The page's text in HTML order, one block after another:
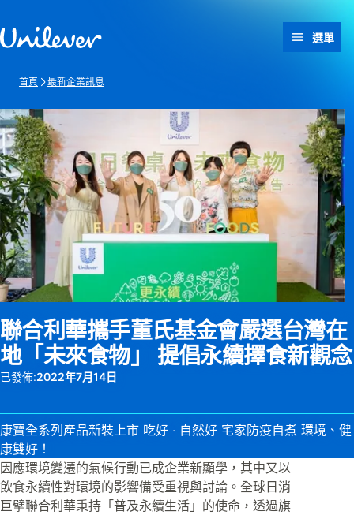
選單
首頁 最新企業訊息
聯合利華攜手董氏基金會嚴選台灣在
地「未來食物」 提倡永續擇食新觀念
已發佈:2022年7月14日
康寶全系列產品新裝上市 吃好 ‧ 自然好 宅家防疫自煮 環境、健
康雙好！
因應環境變遷的氣候行動已成企業新顯學，其中又以
飲食永續性對環境的影響備受重視與討論。全球日消
巨擘聯合利華秉持「普及永續生活」的使命，透過旗